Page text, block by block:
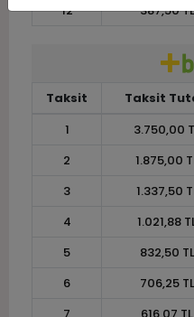
12
387,50 TL
Taksit Taksit
1
3.750,00
2
1.875,00
3
1.337,50
4
1.021,88
5
832,50 TL
6
706,25 TL